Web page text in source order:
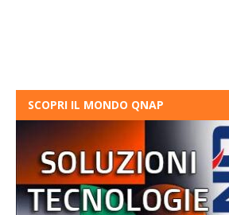
SCOPRI IL MONDO QNAP